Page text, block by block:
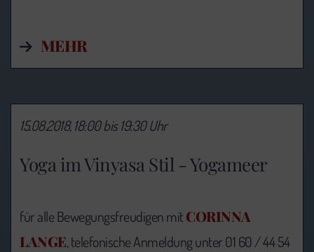
MEHR
Yoga im Vinyasa Stil - Yogameer
15.08.2018, 18:00 bis 19:30 Uhr
für alle Bewegungsfreudigen mitCORINNA
LANGE, telefonische Anmeldung unter 01 60 / 44 54